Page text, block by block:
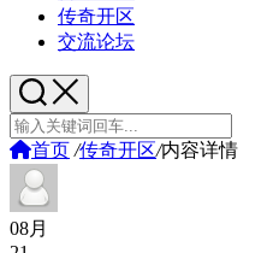
传奇开区
交流论坛
首页 /传奇开区/内容详情
08月